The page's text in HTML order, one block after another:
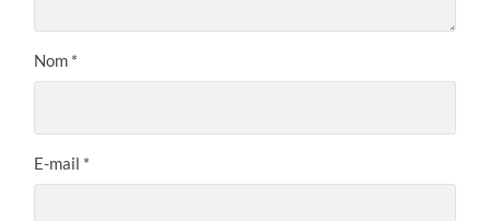
Nom *
E-mail *